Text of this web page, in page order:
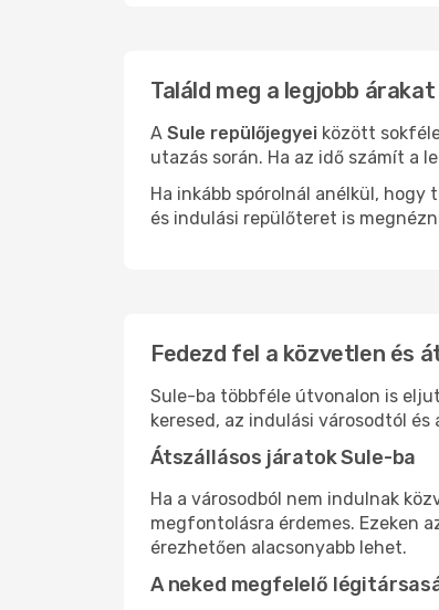
Találd meg a legjobb árakat
A Sule repülőjegyei között
utazás során. Ha az idő számít a
Ha inkább spórolnál anélkül,
és indulási repülőteret is
Fedezd fel a közvetlen és
Sule-ba többféle útvonalon is
keresed, az indulási városodtól
Átszállásos járatok Sule-ba
Ha a városodból nem indulnak
megfontolásra érdemes. Ezeken
érezhetően alacsonyabb lehet.
A neked megfelelő